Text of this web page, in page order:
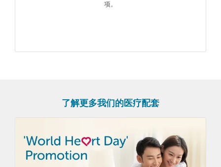
项。
了解更多我们的医疗配套